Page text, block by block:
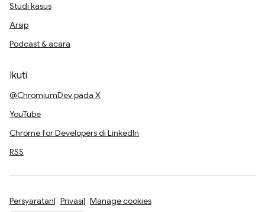
Studi kasus
Arsip
Podcast & acara
Ikuti
@ChromiumDev pada X
YouTube
Chrome for Developers di LinkedIn
RSS
Persyaratan Privasi Manage cookies